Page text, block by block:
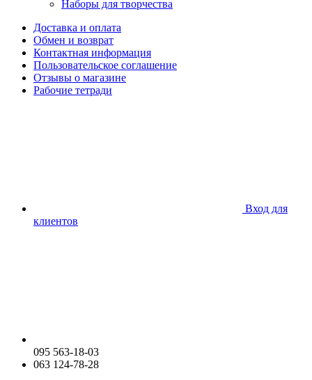
Наборы для творчества
Доставка и оплата
Обмен и возврат
Контактная информация
Пользовательское соглашение
Отзывы о магазине
Рабочие тетради
Вход для
клиентов
095 563-18-03
063 124-78-28